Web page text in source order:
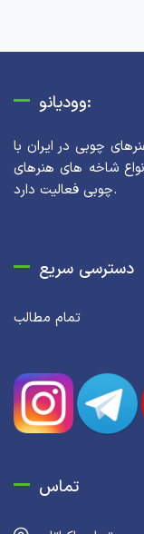
وودیانو:
چوبی در ایران با
شاخه های هنرهای
چوبی فعالیت دارد.
دسترسی سریع
تمام مطالب
تماس